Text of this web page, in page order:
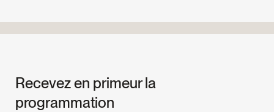
Recevez en primeur la
programmation